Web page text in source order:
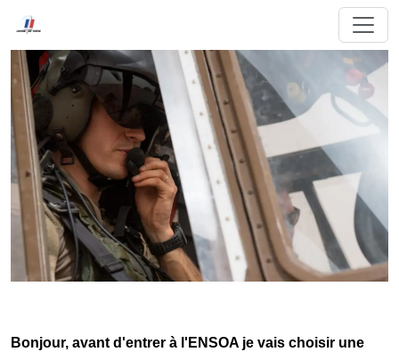
Bonjour, avant d'entrer à l'ENSOA je vais choisir une